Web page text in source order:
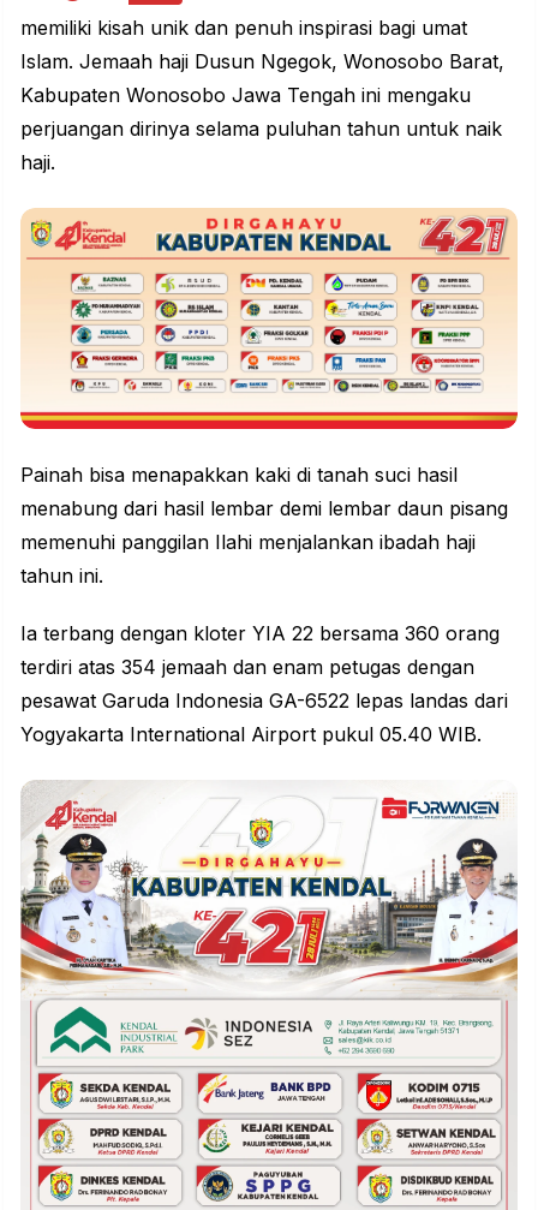
memiliki kisah unik dan penuh inspirasi bagi umat
Islam. Jemaah haji Dusun Ngegok, Wonosobo Barat,
Kabupaten Wonosobo Jawa Tengah ini mengaku
perjuangan dirinya selama puluhan tahun untuk naik
haji.
Painah bisa menapakkan kaki di tanah suci hasil
menabung dari hasil lembar demi lembar daun pisang
memenuhi panggilan Ilahi menjalankan ibadah haji
tahun ini.
Ia terbang dengan kloter YIA 22 bersama 360 orang
terdiri atas 354 jemaah dan enam petugas dengan
pesawat Garuda Indonesia GA-6522 lepas landas dari
Yogyakarta International Airport pukul 05.40 WIB.